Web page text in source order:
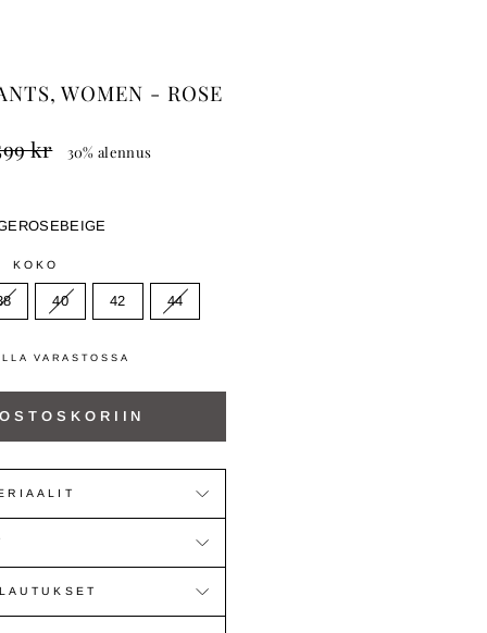
WOMEN - ROSE
kr Myyntihinta
30% alennus
ROSEBEIGE
KOKO
40 42 44
VARASTOSSA